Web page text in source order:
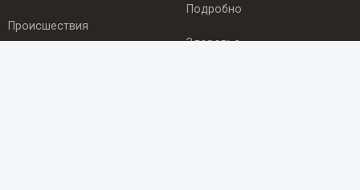
Происшествия
Подробно
Здоровье